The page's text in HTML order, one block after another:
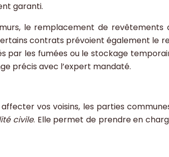
garanti.
le remplacement de revêtements
contrats prévoient également le
les fumées ou le stockage
précis avec l’expert mandaté.
vos voisins, les parties
civile. Elle permet de prendre en